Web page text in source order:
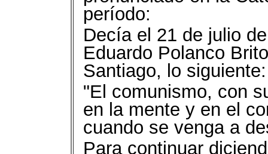
período:
Decía el 21 de julio
Eduardo Polanco
Santiago, lo siguiente:
"El comunismo, con
en la mente y en el
cuando se venga a
Para continuar